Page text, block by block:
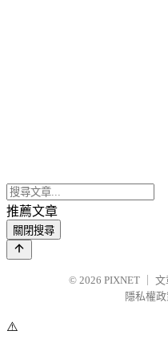
推薦文章
關閉搜尋
© 2026 PIXNET
文
隱私權
⚠️